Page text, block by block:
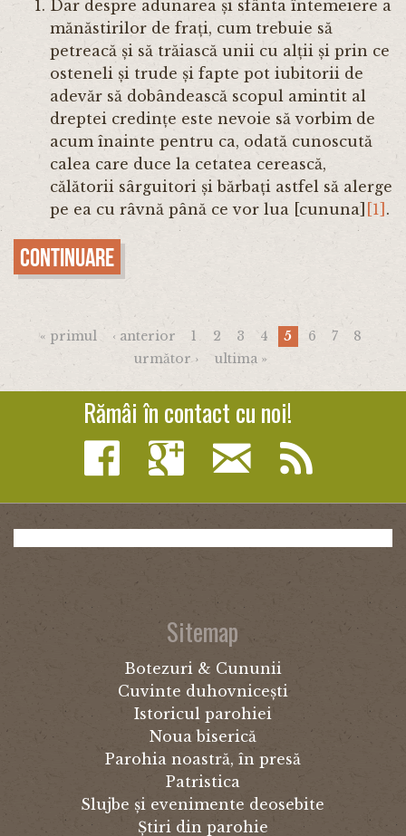
Dar despre adunarea și sfânta întemeiere a
mănăstirilor de frați, cum trebuie să
petreacă și să trăiască unii cu alții și prin ce
osteneli și trude și fapte pot iubitorii de
adevăr să dobândească scopul amintit al
dreptei credințe este nevoie să vorbim de
acum înainte pentru ca, odată cunoscută
calea care duce la cetatea cerească,
călătorii sârguitori și bărbați astfel să alerge
pe ea cu râvnă până ce vor lua [cununa] [1] .
Continuare
Pagini
« primul ‹ anterior 1 2 3 4 5 6 7
8
următor ›
ultima »
Rămâi în contact cu noi!
Sitemap
Botezuri & Cununii
Cuvinte duhovnicești
Istoricul parohiei
Noua biserică
Parohia noastră, în presă
Patristica
Slujbe și evenimente deosebite
Știri din parohie